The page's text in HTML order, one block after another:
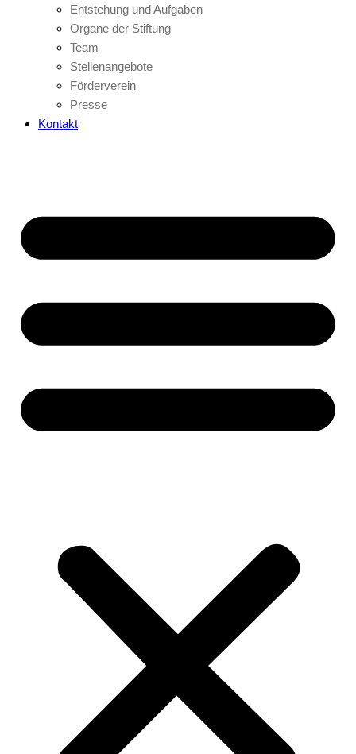
Entstehung und Aufgaben
Organe der Stiftung
Team
Stellenangebote
Förderverein
Presse
Kontakt